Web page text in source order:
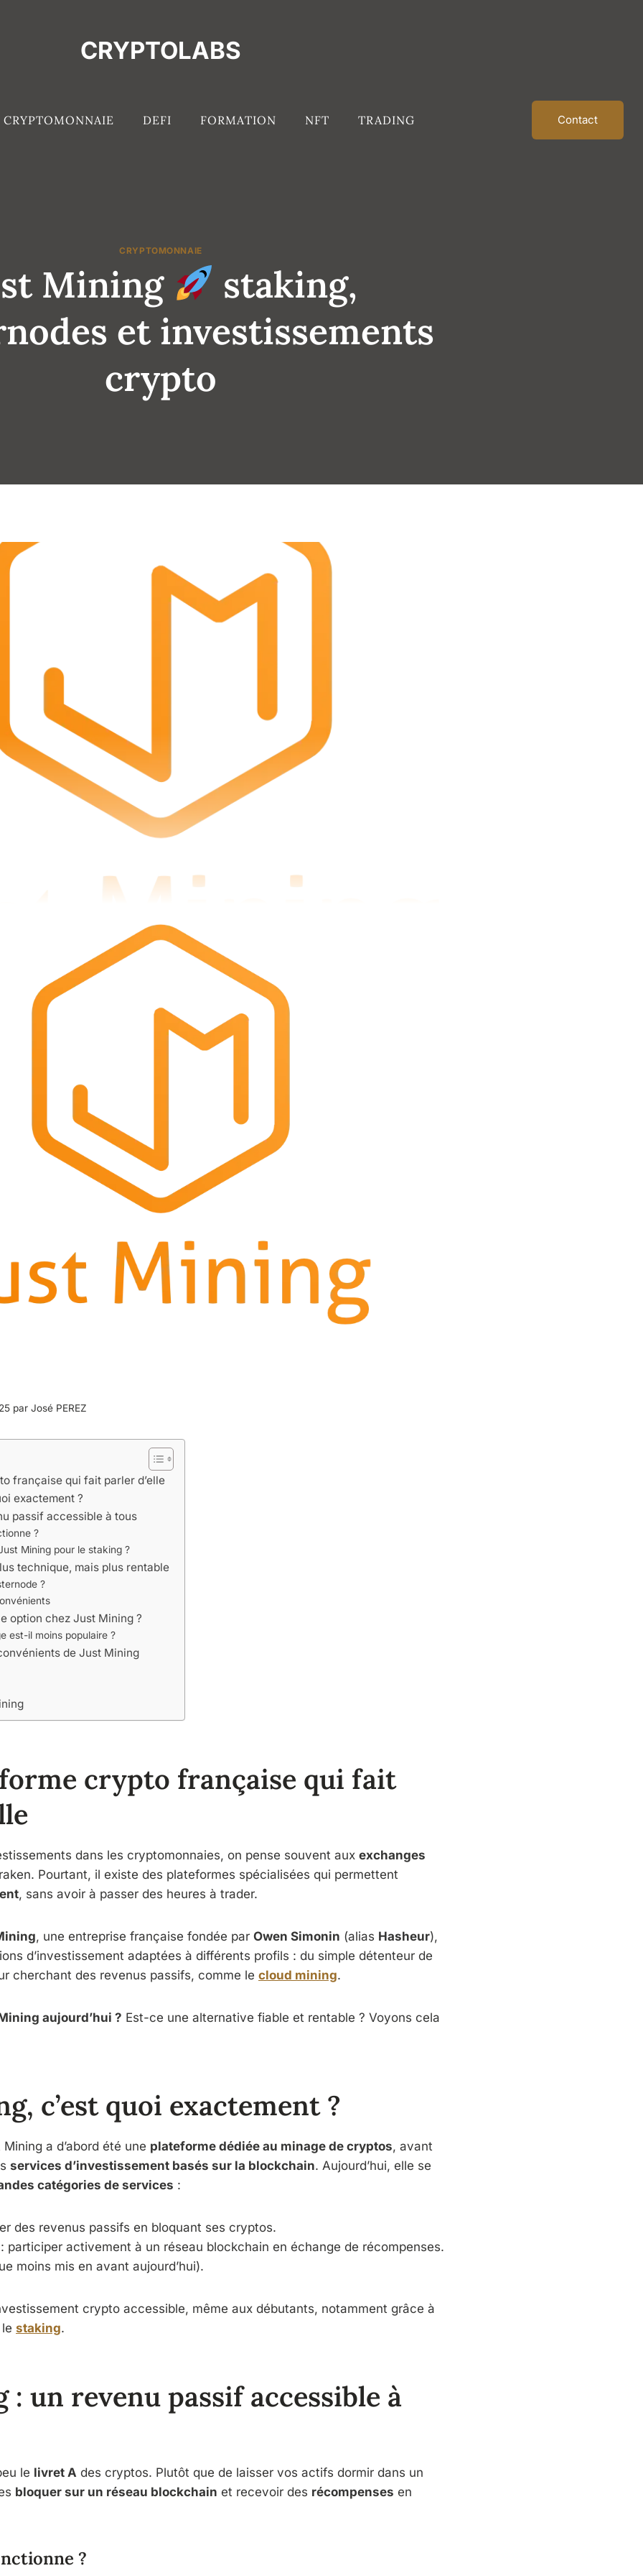
CRYPTOLABS
CRYPTOMONNAIE DEFI FORMATION NFT TRADING Contact
CRYPTOMONNAIE
Mining
staking,
et investissements
crypto
par José PEREZ
française qui fait parler d’elle
exactement ?
passif accessible à tous
?
Mining pour le staking ?
technique, mais plus rentable
?
option chez Just Mining ?
est-il moins populaire ?
de Just Mining
crypto française qui fait
dans les cryptomonnaies, on pense souvent aux exchanges
Pourtant, il existe des plateformes spécialisées qui permettent
, sans avoir à passer des heures à trader.
, une entreprise française fondée par Owen Simonin (alias Hasheur),
d’investissement adaptées à différents profils : du simple détenteur de
cherchant des revenus passifs, comme le cloud mining.
aujourd’hui ? Est-ce une alternative fiable et rentable ? Voyons cela
c’est quoi exactement ?
a d’abord été une plateforme dédiée au minage de cryptos, avant
services d’investissement basés sur la blockchain. Aujourd’hui, elle se
catégories de services :
des revenus passifs en bloquant ses cryptos.
participer activement à un réseau blockchain en échange de récompenses.
moins mis en avant aujourd’hui).
crypto accessible, même aux débutants, notamment grâce à
staking.
: un revenu passif accessible à
le livret A des cryptos. Plutôt que de laisser vos actifs dormir dans un
bloquer sur un réseau blockchain et recevoir des récompenses en
?